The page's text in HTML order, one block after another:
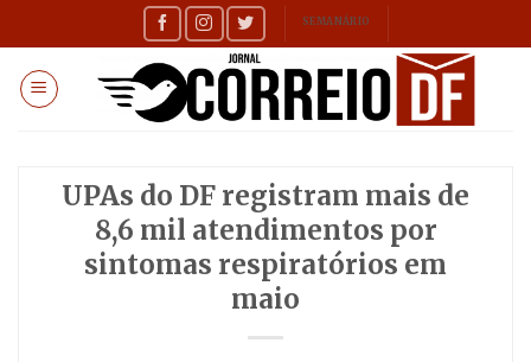
to
content
SEMANÁRIO
UPAs do DF registram mais de
8,6 mil atendimentos por
sintomas respiratórios em
maio